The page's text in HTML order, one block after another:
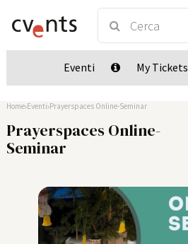
Eventi My Tickets
Home Eventi Prayerspaces Online-Seminar
Prayerspaces Online-
Seminar